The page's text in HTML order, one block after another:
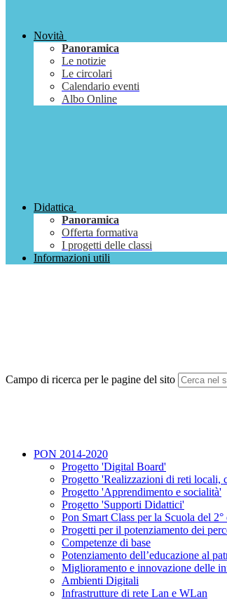
Novità
Panoramica
Le notizie
Le circolari
Calendario eventi
Albo Online
Didattica
Panoramica
Offerta formativa
I progetti delle classi
Informazioni utili
Campo di ricerca per le pagine del sito
PON 2014-2020
Progetto 'Digital Board'
Progetto 'Realizzazioni di reti locali,
Progetto 'Apprendimento e socialità'
Progetto 'Supporti Didattici'
Pon Smart Class per la Scuola del
Progetti per il potenziamento dei
Competenze di base
Potenziamento dell’educazione al
Miglioramento e innovazione delle
Ambienti Digitali
Infrastrutture di rete Lan e WLan